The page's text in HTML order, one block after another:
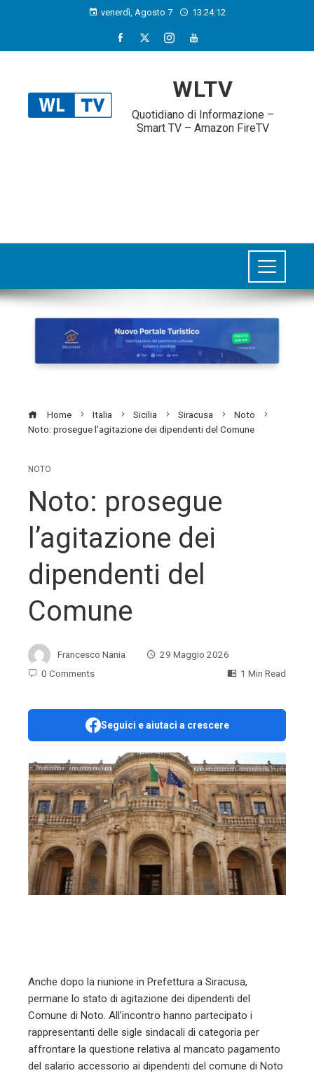
venerdì, Agosto 7 13:24:12
WLTV
Quotidiano di Informazione –
Smart TV – Amazon FireTV
Home Italia Sicilia Siracusa
Noto
Noto: prosegue l’agitazione dei dipendenti del Comune
NOTO
Noto: prosegue
l’agitazione dei
dipendenti del
Comune
Francesco Nania
29 Maggio 2026
0 Comments
1 Min Read
Seguici e aiutaci a crescere
Anche dopo la riunione in Prefettura a Siracusa,
permane lo stato di agitazione dei dipendenti del
Comune di Noto. All’incontro hanno partecipato i
rappresentanti delle sigle sindacali di categoria per
affrontare la questione relativa al mancato pagamento
del salario accessorio ai dipendenti del comune di Noto